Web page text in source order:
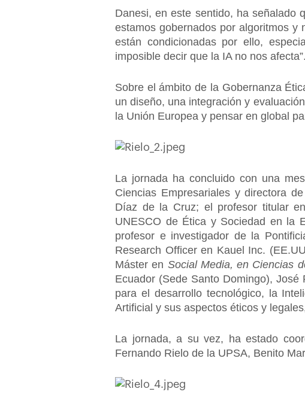
Danesi, en este sentido, ha señalado
estamos gobernados por algoritmos
están condicionadas por ello,
imposible decir que la IA no nos afecta”.
Sobre el ámbito de la Gobernanza
un diseño, una integración y
la Unión Europea y pensar en global
La jornada ha concluido con una
Ciencias Empresariales y directora
Díaz de la Cruz; el profesor titular
UNESCO de Ética y Sociedad en la
profesor e investigador de la
Research Officer en Kauel Inc.
Máster en Social Media, en Ciencias
Ecuador (Sede Santo Domingo),
para el desarrollo tecnológico, la
Artificial y sus aspectos éticos y
La jornada, a su vez, ha estado
Fernando Rielo de la UPSA, Benito